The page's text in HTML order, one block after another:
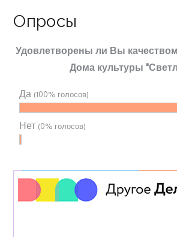
Опросы
Удовлетворены ли Вы качеством
Дома культуры
Да (100% голосов)
Нет (0% голосов)